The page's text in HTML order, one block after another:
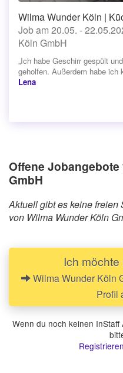
Wilma Wunder Köln |
Job am 20.05. -
Köln GmbH
„Ich habe Geschirr gespült
geholfen. Außerdem habe ich
Lena
Offene
GmbH
Aktuell gibt es keine freien
von Wilma Wunder Köln
Ich
Wilma Wunder Köln
Profil
Wenn du noch keinen